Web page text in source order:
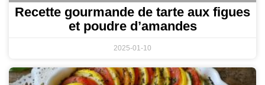
Recette gourmande de tarte aux figues
et poudre d’amandes
2025-01-10